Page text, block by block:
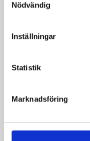
Nödvändig
Inställningar
Statistik
Marknadsföring
Kunder som